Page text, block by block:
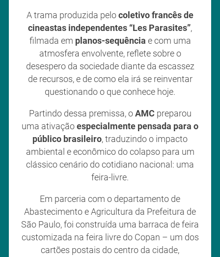
A trama produzida pelo coletivo francês de
cineastas independentes “Les Parasites”,
filmada em planos-sequência e com uma
atmosfera envolvente, reflete sobre o
desespero da sociedade diante da escassez
de recursos, e de como ela irá se reinventar
questionando o que conhece hoje.
Partindo dessa premissa, o AMC preparou
uma ativação especialmente pensada para o
público brasileiro, traduzindo o impacto
ambiental e econômico do colapso para um
clássico cenário do cotidiano nacional: uma
feira-livre.
Em parceria com o departamento de
Abastecimento e Agricultura da Prefeitura de
São Paulo, foi construída uma barraca de feira
customizada na feira livre do Copan – um dos
cartões postais do centro da cidade,